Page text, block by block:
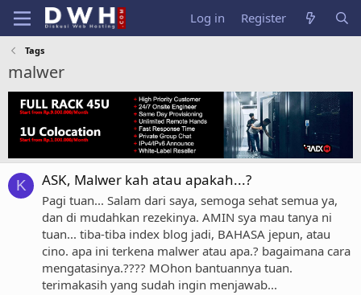
Log in Register
Tags
malwer
K ASK, Malwer kah atau apakah...?
Pagi tuan... Salam dari saya, semoga sehat semua ya,
dan di mudahkan rezekinya. AMIN sya mau tanya ni
tuan... tiba-tiba index blog jadi, BAHASA jepun, atau
cino. apa ini terkena malwer atau apa.? bagaimana cara
mengatasinya.???? MOhon bantuannya tuan.
terimakasih yang sudah ingin menjawab...